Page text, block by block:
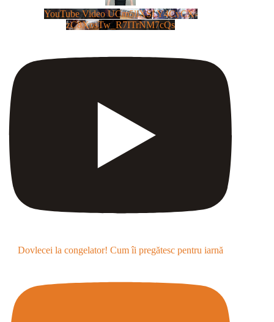
YouTube Video UCm5llXSLY4CyCX-
zC8XosTw_R7ITrNM7cQs
Dovlecei la congelator! Cum îi pregătesc pentru iarnă